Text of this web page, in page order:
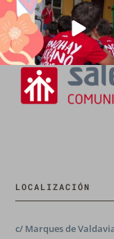
LOCALIZACIÓN
c/ Marques de